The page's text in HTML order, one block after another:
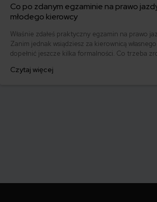
Co po zdanym egzaminie na prawo
młodego kierowcy
Właśnie zdałeś praktyczny egzamin na prawo
Zanim jednak wsiądziesz za kierownicą
dopełnić jeszcze kilka formalności. Co trzeba
którym szybko załatwisz sprawy urzędowe i
Czytaj więcej